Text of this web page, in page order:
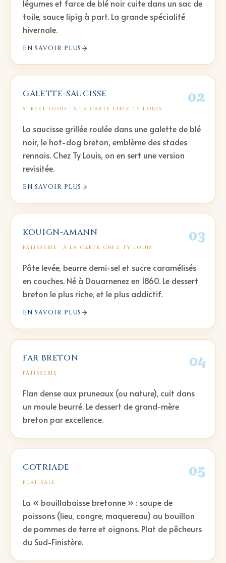
légumes et farce de blé noir cuite dans un sac de
toile, sauce lipig à part. La grande spécialité
hivernale.
EN SAVOIR PLUS
02
GALETTE-SAUCISSE
STREET FOOD · À LA CARTE CHEZ TY LOUIS
La saucisse grillée roulée dans une galette de blé
noir, le hot-dog breton, emblème des stades
rennais. Chez Ty Louis, on en sert une version
revisitée.
EN SAVOIR PLUS
03
KOUIGN-AMANN
PÂTISSERIE · À LA CARTE CHEZ TY LOUIS
Pâte levée, beurre demi-sel et sucre caramélisés
en couches. Né à Douarnenez en 1860. Le dessert
breton le plus riche, et le plus addictif.
EN SAVOIR PLUS
04
FAR BRETON
PÂTISSERIE
Flan dense aux pruneaux (ou nature), cuit dans
un moule beurré. Le dessert de grand-mère
breton par excellence.
05
COTRIADE
PLAT SALÉ
La « bouillabaisse bretonne » : soupe de
poissons (lieu, congre, maquereau) au bouillon
de pommes de terre et oignons. Plat de pêcheurs
du Sud-Finistère.